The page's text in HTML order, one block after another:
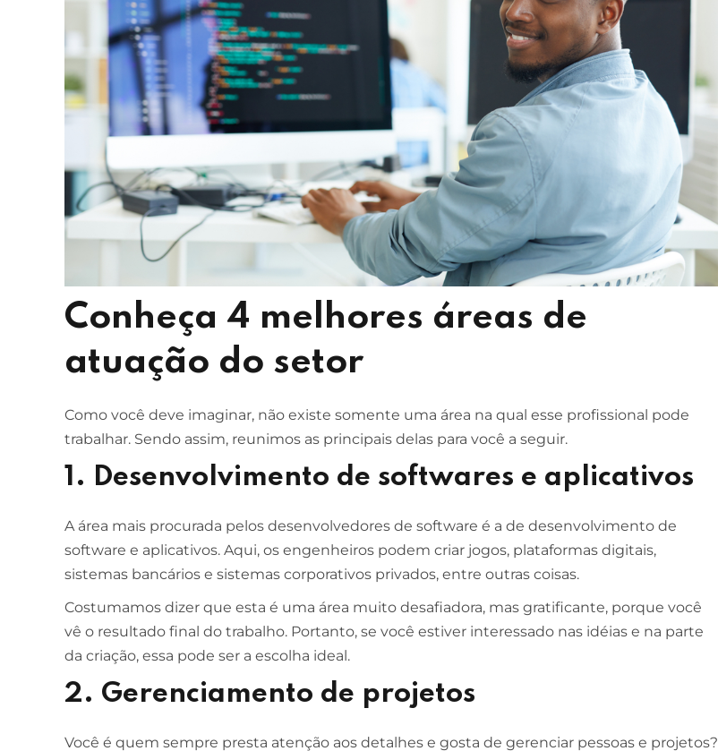
Conheça 4 melhores áreas de
atuação do setor
Como você deve imaginar, não existe somente uma área na qual esse profissional pode
trabalhar. Sendo assim, reunimos as principais delas para você a seguir.
1. Desenvolvimento de softwares e aplicativos
A área mais procurada pelos desenvolvedores de software é a de desenvolvimento de
software e aplicativos. Aqui, os engenheiros podem criar jogos, plataformas digitais,
sistemas bancários e sistemas corporativos privados, entre outras coisas.
Costumamos dizer que esta é uma área muito desafiadora, mas gratificante, porque você
vê o resultado final do trabalho. Portanto, se você estiver interessado nas idéias e na parte
da criação, essa pode ser a escolha ideal.
2. Gerenciamento de projetos
Você é quem sempre presta atenção aos detalhes e gosta de gerenciar pessoas e projetos?
ESCOLA DE NEGÓCIOS NOTURNO
Contábeis
MELHOR CURSO PRIVADO DE SÃO LUÍS -
ENADE/MEC
ESCOLA DE NEGÓCIOS NOTURNO
INSCREVA-SE!